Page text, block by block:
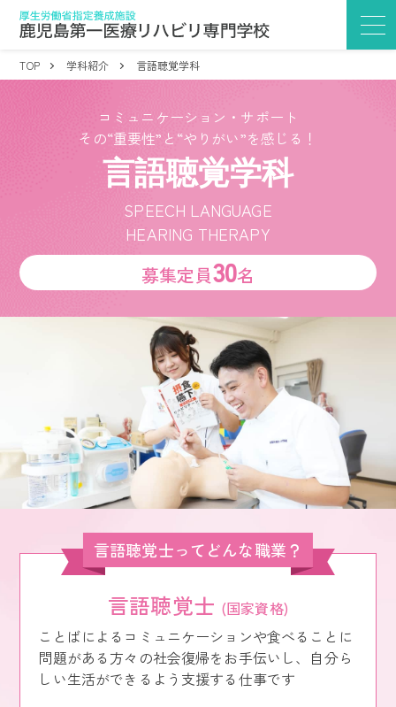
TOP 学科紹介 言語聴覚学科
コミュニケーション・サポート
その“重要性”と“やりがい”を感じる！
言語聴覚学科
SPEECH LANGUAGE
HEARING THERAPY
募集定員30名
言語聴覚士ってどんな職業？
言語聴覚士 (国家資格)
ことばによるコミュニケーションや食べることに
問題がある方々の社会復帰をお手伝いし、自分ら
しい生活ができるよう支援する仕事です